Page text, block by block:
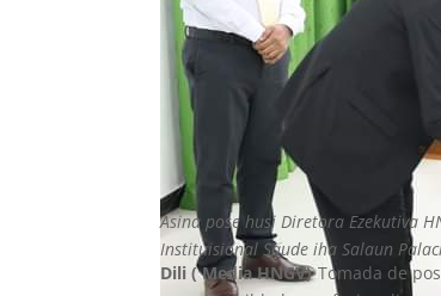
Asina pose husi Diretora Ezekutiva
Instituisional Saude iha Salaun
Dili ( Media HNGV)Tomada de